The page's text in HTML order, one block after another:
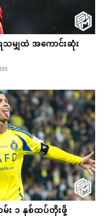
မျှထဲ အကောင်းဆုံး
း ၁ နှစ်ထပ်တိုးဖို့